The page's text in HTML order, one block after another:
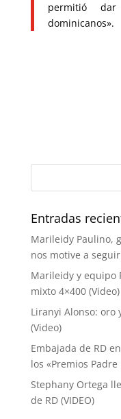
permitió
dominicanos».
Entradas
Marileidy Paulino,
nos motive a
Marileidy y equipo
mixto 4×400 (Video)
Liranyi Alonso: oro
(Video)
Embajada de RD
los «Premios
Stephany Ortega
de RD (VIDEO)